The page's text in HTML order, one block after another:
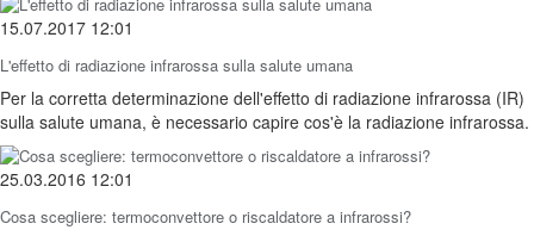
15.07.2017 12:01
L'effetto di radiazione infrarossa sulla salute umana
Per la corretta determinazione dell'effetto di radiazione infrarossa (IR)
sulla salute umana, è necessario capire cos'è la radiazione infrarossa.
25.03.2016 12:01
Cosa scegliere: termoconvettore o riscaldatore a infrarossi?